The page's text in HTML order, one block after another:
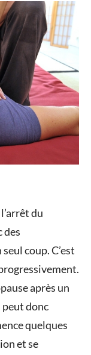
l’arrêt du
des
coup. C’est
après un
peut donc
quelques
et se